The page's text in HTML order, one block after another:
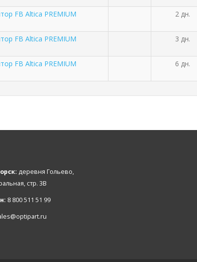
FB Altica PREMIUM 2 дн.
FB Altica PREMIUM 3 дн.
FB Altica PREMIUM 6 дн.
деревня Гольево,
стр. 3В
8 800 511 51 99